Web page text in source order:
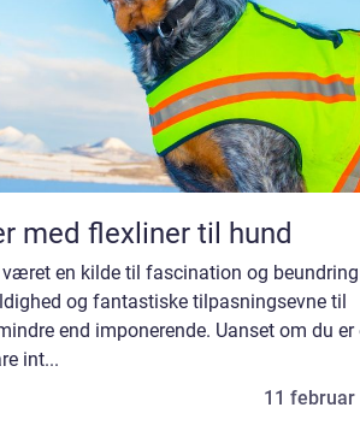
med flexliner til hund
en kilde til fascination og
og fantastiske tilpasningsevne til
end imponerende. Uanset om du er
int...
11 februar